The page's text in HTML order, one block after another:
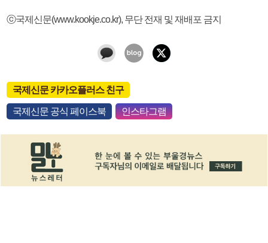
ⓒ국제신문(www.kookje.co.kr), 무단 전재 및 재배포 금지
국제신문 카카오플러스 친구
국제신문 공식 페이스북 인스타그램